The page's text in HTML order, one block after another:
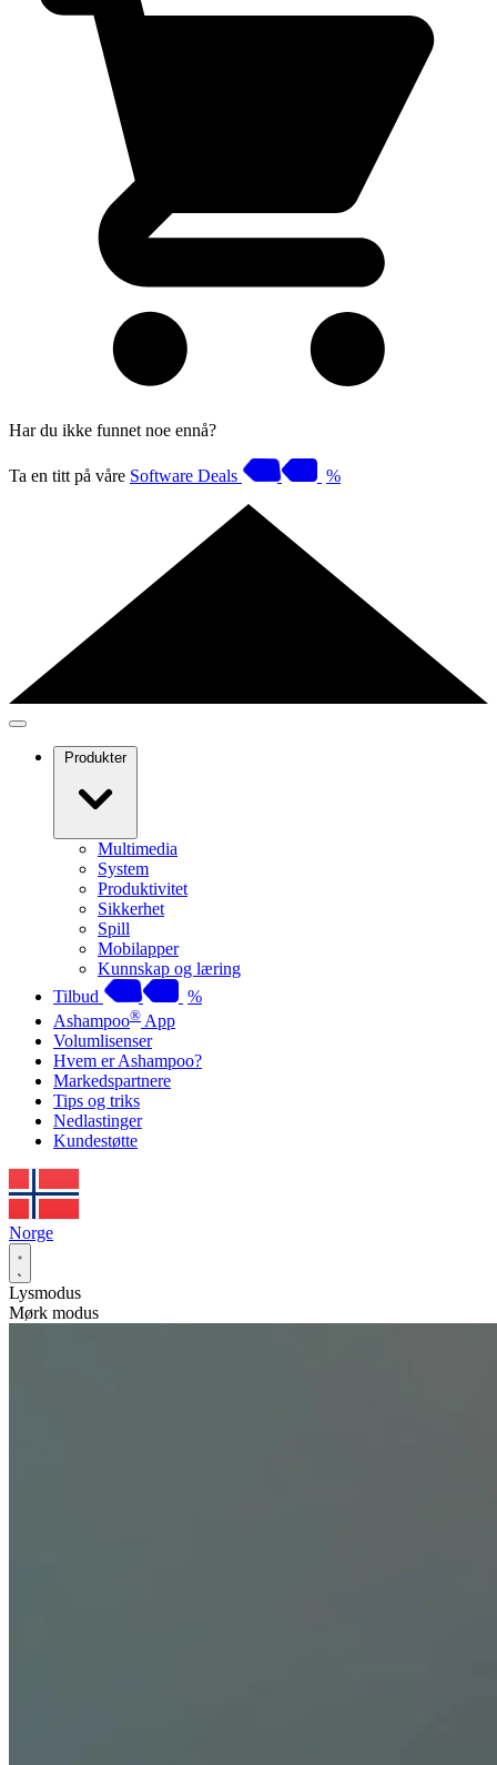
Har du ikke funnet noe ennå?
Ta en titt på våre Software Deals %
Produkter
Multimedia
System
Produktivitet
Sikkerhet
Spill
Mobilapper
Kunnskap og læring
Tilbud
%
Ashampoo® App
Volumlisenser
Hvem er Ashampoo?
Markedspartnere
Tips og triks
Nedlastinger
Kundestøtte
Norge
Lysmodus
Mørk modus